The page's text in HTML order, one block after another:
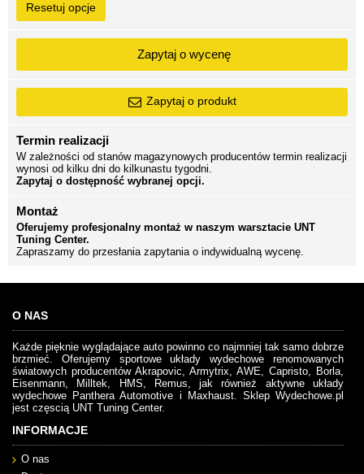
Resetuj opcje
Zapytaj o wycenę
Zapytaj o produkt
Termin realizacji
W zależności od stanów magazynowych producentów termin realizacji
wynosi od kilku dni do kilkunastu tygodni.
Zapytaj o dostępność wybranej opcji.
Montaż
Oferujemy profesjonalny montaż w naszym warsztacie UNT
Tuning Center.
Zapraszamy do przesłania zapytania o indywidualną wycenę.
O NAS
Każde pięknie wyglądające auto powinno co najmniej tak samo dobrze
brzmieć. Oferujemy sportowe układy wydechowe renomowanych
światowych producentów Akrapovic, Armytrix, AWE, Capristo, Borla,
Eisenmann, Milltek, HMS, Remus, jak również aktywne układy
wydechowe Panthera Automotive i Maxhaust. Sklep Wydechowe.pl
jest częscią UNT Tuning Center.
INFORMACJE
O nas